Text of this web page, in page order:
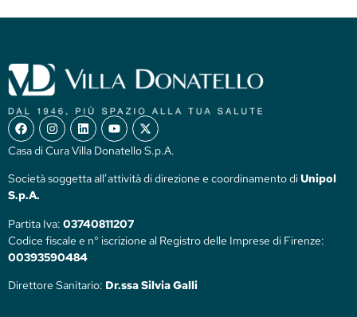
Casa di Cura Villa Donatello S.p.A.
Società soggetta all’attività di direzione e coordinamento diUnipol
S.p.A.
Partita Iva: 03740811207
Codice fiscale e n° iscrizione al Registro delle Imprese di Firenze:
00393590484
Direttore Sanitario: Dr.ssa Silvia Galli